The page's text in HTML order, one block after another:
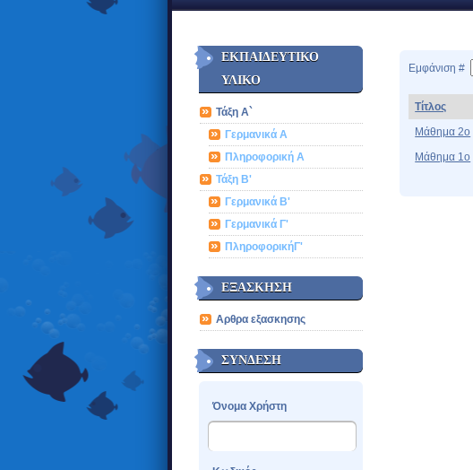
ΕΚΠΑΙΔΕΥΤΙΚΌ
ΥΛΙΚΌ
Τάξη Α`
Γερμανικά Α
Πληροφορική Α
Τάξη Β'
Γερμανικά Β'
Γερμανικά Γ'
ΠληροφορικήΓ'
ΕΞΆΣΚΗΣΗ
Αρθρα εξασκησης
ΣΎΝΔΕΣΗ
Όνομα Χρήστη
Εμφάνιση #
Τίτλος
Μάθημα 2ο
Μάθημα 1ο